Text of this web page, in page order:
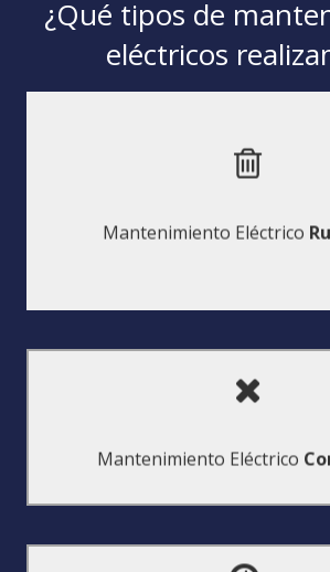
¿Qué tipos de
eléctricos
Mantenimiento Eléctrico
empleados para la
de apriete, ajuste, engrase que
posteriores que se producirían
Mantenimiento Eléctrico
Efectuamos para usted las
averías mayores.